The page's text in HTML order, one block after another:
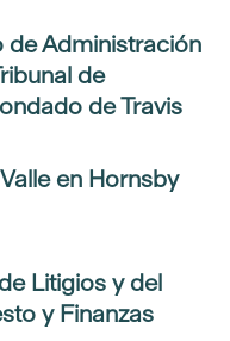
de Administración
de
de Travis
en Hornsby
Litigios y del
y Finanzas